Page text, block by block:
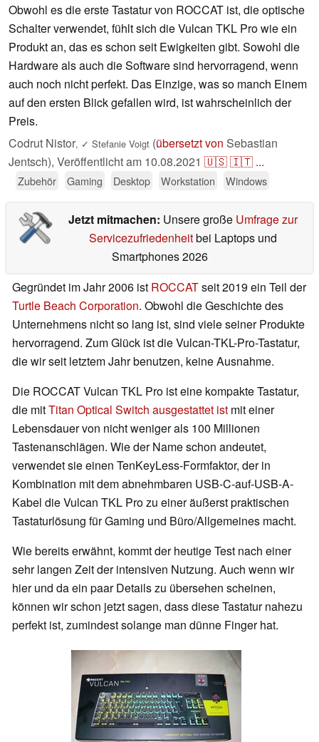
Obwohl es die erste Tastatur von ROCCAT ist, die optische
Schalter verwendet, fühlt sich die Vulcan TKL Pro wie ein
Produkt an, das es schon seit Ewigkeiten gibt. Sowohl die
Hardware als auch die Software sind hervorragend, wenn
auch noch nicht perfekt. Das Einzige, was so manch Einem
auf den ersten Blick gefallen wird, ist wahrscheinlich der
Preis.
Codrut Nistor, ✓ Stefanie Voigt (übersetzt von Sebastian
Jentsch), Veröffentlicht am 10.08.2021 🇺🇸🇮🇹 ...
Zubehör Gaming Desktop Workstation Windows
Jetzt mitmachen: Unsere große Umfrage zur
Servicezufriedenheitbei Laptops und
Smartphones 2026
Gegründet im Jahr 2006 ist ROCCATseit 2019 ein Teil der
Turtle Beach Corporation. Obwohl die Geschichte des
Unternehmens nicht so lang ist, sind viele seiner Produkte
hervorragend. Zum Glück ist die Vulcan-TKL-Pro-Tastatur,
die wir seit letztem Jahr benutzen, keine Ausnahme.
Die ROCCAT Vulcan TKL Pro ist eine kompakte Tastatur,
die mitTitan Optical Switch ausgestattet ist mit einer
Lebensdauer von nicht weniger als 100 Millionen
Tastenanschlägen. Wie der Name schon andeutet,
verwendet sie einen TenKeyLess-Formfaktor, der in
Kombination mit dem abnehmbaren USB-C-auf-USB-A-
Kabel die Vulcan TKL Pro zu einer äußerst praktischen
Tastaturlösung für Gaming und Büro/Allgemeines macht.
Wie bereits erwähnt, kommt der heutige Test nach einer
sehr langen Zeit der intensiven Nutzung. Auch wenn wir
hier und da ein paar Details zu übersehen scheinen,
können wir schon jetzt sagen, dass diese Tastatur nahezu
perfekt ist, zumindest solange man dünne Finger hat.